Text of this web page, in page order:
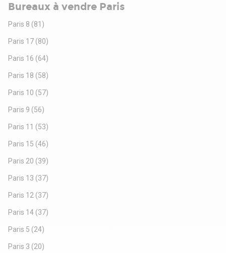
Bureaux à vendre Paris
Paris 8 (81)
Paris 17 (80)
Paris 16 (64)
Paris 18 (58)
Paris 10 (57)
Paris 9 (56)
Paris 11 (53)
Paris 15 (46)
Paris 20 (39)
Paris 13 (37)
Paris 12 (37)
Paris 14 (37)
Paris 5 (24)
Paris 3 (20)